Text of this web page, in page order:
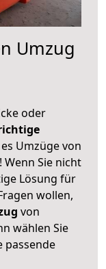
Umzug
oder
Umzüge von
Sie nicht
Lösung für
wollen,
von
wählen Sie
passende